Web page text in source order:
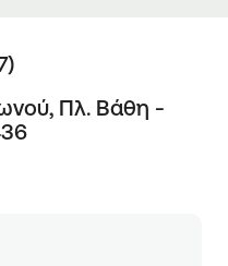
Πλ. Βάθη -